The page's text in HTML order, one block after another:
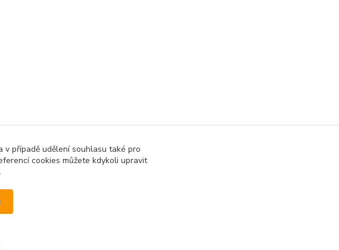
v případě udělení souhlasu také pro
cookies můžete kdykoli upravit